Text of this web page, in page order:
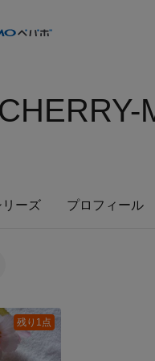
CHERRY-
リーズ プロフィール
残り1点